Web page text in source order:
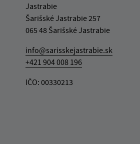
Jastrabie
Šarišské Jastrabie 257
065 48 Šarišské Jastrabie
info@sarisskejastrabie.sk
+421 904 008 196
IČO: 00330213